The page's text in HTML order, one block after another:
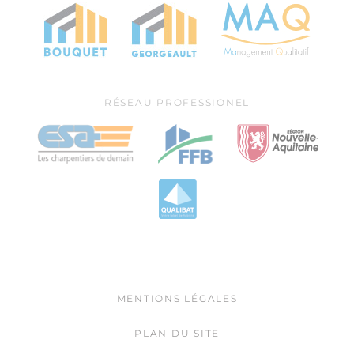
RÉSEAU PROFESSIONEL
MENTIONS LÉGALES
PLAN DU SITE